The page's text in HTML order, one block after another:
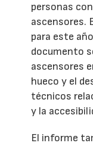
personas
ascensores.
para este
documento
ascensores
hueco y el
técnicos
y la
El informe